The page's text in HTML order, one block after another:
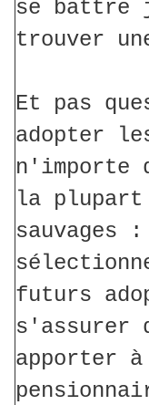
se battre
trouver
Et pas
adopter
n'importe
la
sauvages
futurs
s'assurer
apporter à